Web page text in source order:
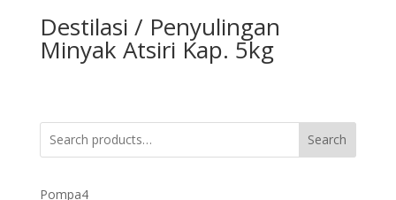
Destilasi / Penyulingan
Minyak Atsiri Kap. 5kg
Search
Pompa44